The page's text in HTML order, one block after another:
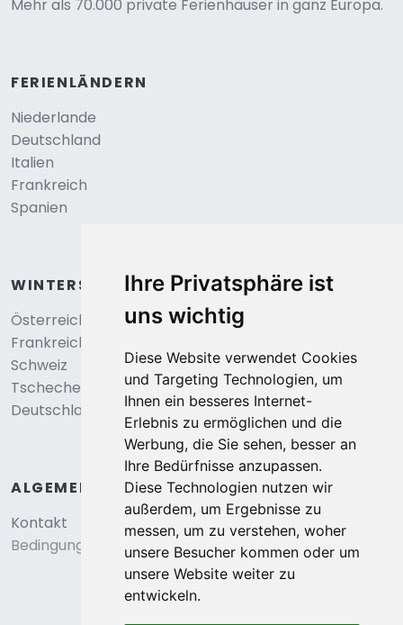
Ihre Privatsphäre ist
uns wichtig
Diese Website verwendet Cookies
und Targeting Technologien, um
Ihnen ein besseres Internet-
Erlebnis zu ermöglichen und die
Werbung, die Sie sehen, besser an
Ihre Bedürfnisse anzupassen.
Diese Technologien nutzen wir
außerdem, um Ergebnisse zu
messen, um zu verstehen, woher
unsere Besucher kommen oder um
unsere Website weiter zu
entwickeln.
Mehr als 70.000 private Ferienhäuser in ganz Europa.
FERIENLÄNDERN
Niederlande
Deutschland
Italien
Frankreich
Spanien
WINTERSPORT
Österreich
Frankreich
Schweiz
Tschechei
Deutschland
ALGEMEIN
Kontakt
Bedingungen und konditionen